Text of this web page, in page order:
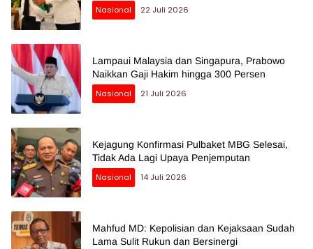
Nasional
22 Juli 2026
Lampaui Malaysia dan Singapura, Prabowo
Naikkan Gaji Hakim hingga 300 Persen
Nasional
21 Juli 2026
Kejagung Konfirmasi Pulbaket MBG Selesai,
Tidak Ada Lagi Upaya Penjemputan
Nasional
14 Juli 2026
Mahfud MD: Kepolisian dan Kejaksaan Sudah
Lama Sulit Rukun dan Bersinergi